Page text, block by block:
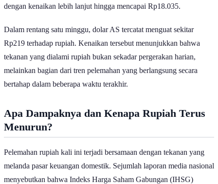
dengan kenaikan lebih lanjut hingga mencapai Rp18.035.
Dalam rentang satu minggu, dolar AS tercatat menguat sekitar
Rp219 terhadap rupiah. Kenaikan tersebut menunjukkan bahwa
tekanan yang dialami rupiah bukan sekadar pergerakan harian,
melainkan bagian dari tren pelemahan yang berlangsung secara
bertahap dalam beberapa waktu terakhir.
Apa Dampaknya dan Kenapa Rupiah Terus
Menurun?
Pelemahan rupiah kali ini terjadi bersamaan dengan tekanan yang
melanda pasar keuangan domestik. Sejumlah laporan media nasional
menyebutkan bahwa Indeks Harga Saham Gabungan (IHSG)